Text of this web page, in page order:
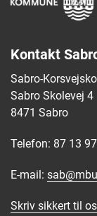
Kontakt
Sabro-
Sabro Skolevej 4
8471 Sabro
Telefon: 87 13
E-mail:
Skriv sikkert til os